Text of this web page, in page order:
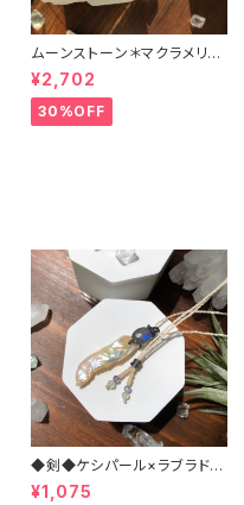
ムーンストーン＊マクラメリン
グ
¥2,702
30%OFF
◆剣◆ケシパール×ラブラドラ
イト＊マクラメペンダント
¥1,075